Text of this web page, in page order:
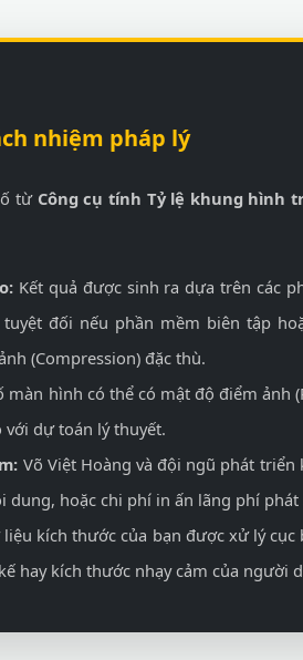
nhiệm pháp lý
từ Công cụ tính Tỷ lệ khung hình
Kết quả được sinh ra dựa trên các
đối nếu phần mềm biên tập
(Compression) đặc thù.
màn hình có thể có mật độ điểm ảnh
với dự toán lý thuyết.
Võ Việt Hoàng và đội ngũ phát
dung, hoặc chi phí in ấn lãng phí
liệu kích thước của bạn được xử lý
hay kích thước nhạy cảm của người